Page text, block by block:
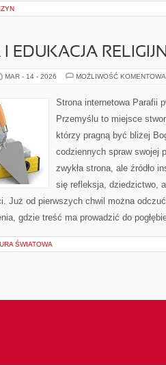
EDUKACJA
MAR - 14 - 2026 MOŻLIWOŚĆ
Strona internetowa Parafii
Przemyślu to miejsce
którzy pragną być bliżej
codziennych spraw swojej
zwykła strona, ale źródło
się refleksja, dziedzictwo,
Już od pierwszych chwil można
gdzie treść ma prowadzić do
ŚWIATOWA